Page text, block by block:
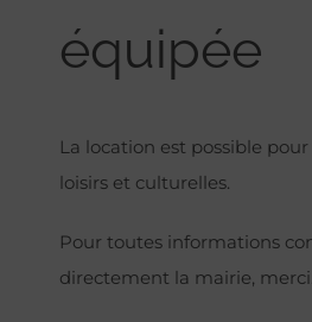
équipée
La location est possible
loisirs et culturelles.
Pour toutes informations
directement la mairie, merci.